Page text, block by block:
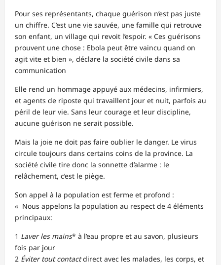
Pour ses représentants, chaque guérison n’est pas juste
un chiffre. C’est une vie sauvée, une famille qui retrouve
son enfant, un village qui revoit l’espoir. « Ces guérisons
prouvent une chose : Ebola peut être vaincu quand on
agit vite et bien », déclare la société civile dans sa
communication
Elle rend un hommage appuyé aux médecins, infirmiers,
et agents de riposte qui travaillent jour et nuit, parfois au
péril de leur vie. Sans leur courage et leur discipline,
aucune guérison ne serait possible.
Mais la joie ne doit pas faire oublier le danger. Le virus
circule toujours dans certains coins de la province. La
société civile tire donc la sonnette d’alarme : le
relâchement, c’est le piège.
Son appel à la population est ferme et profond :
« Nous appelons la population au respect de 4 éléments
principaux:
1 Laver les mains* à l’eau propre et au savon, plusieurs
fois par jour
2 Éviter tout contactdirect avec les malades, les corps, et